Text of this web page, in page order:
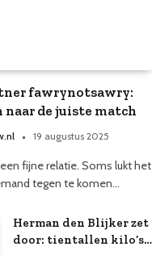
fawrynotsawry:
naar de juiste match
19 augustus 2025
fijne relatie. Soms lukt het
tegen te komen…
Herman den Blijker zet
door: tientallen kilo’s